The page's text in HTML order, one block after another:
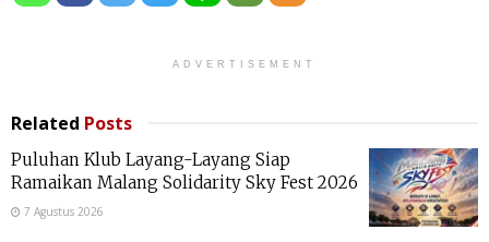
ADVERTISEMENT
Related Posts
Puluhan Klub Layang-Layang Siap
Ramaikan Malang Solidarity Sky Fest 2026
7 Agustus 2026